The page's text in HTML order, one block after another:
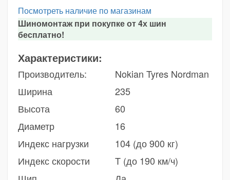
Посмотреть наличие по магазинам
Шиномонтаж при покупке от 4х шин
бесплатно!
Характеристики:
Производитель:
Nokian Tyres Nordman
Ширина
235
Высота
60
Диаметр
16
Индекс нагрузки
104 (до 900 кг)
Индекс скорости
T (до 190 км/ч)